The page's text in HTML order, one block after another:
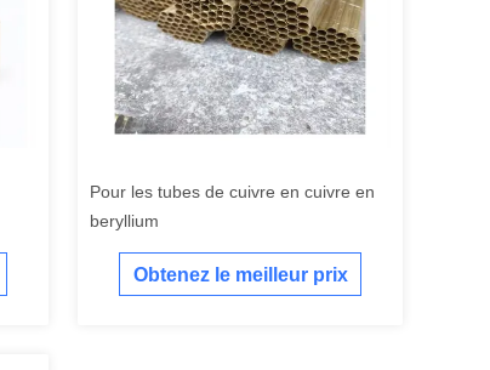
Pour les tubes de cuivre en cuivre en
beryllium
Obtenez le meilleur prix